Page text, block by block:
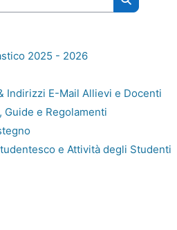
Cerca corsi
2025 - 2026
Indirizzi E-Mail Allievi e Docenti
Guide e Regolamenti
e Attività degli Studenti